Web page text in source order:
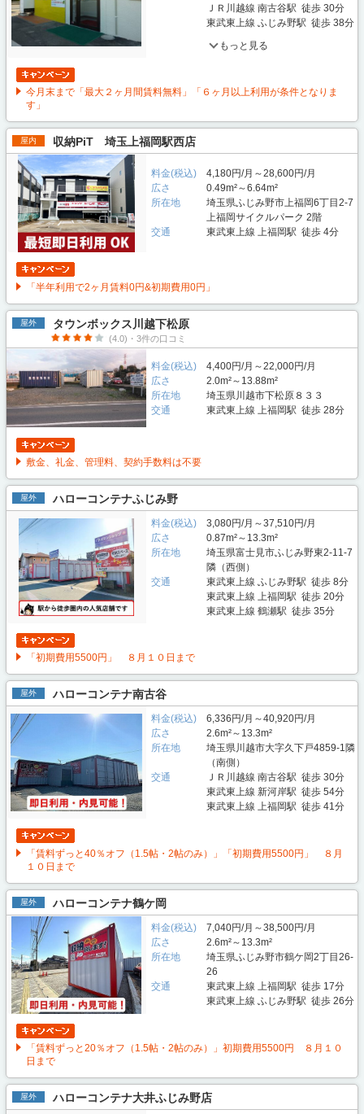
ＪＲ川越線 南古谷駅 徒歩 30分
東武東上線 ふじみ野駅 徒歩 38分
もっと見る
今月末まで「最大２ヶ月間賃料無料」「６ヶ月以上利用が条件となりま
す」
屋内 収納PiT 埼玉上福岡駅西店
料金(税込)
4,180円/月～28,600円/月
広さ
0.49m²～6.64m²
所在地
埼玉県ふじみ野市上福岡6丁目2-7
上福岡サイクルパーク 2階
交通
東武東上線 上福岡駅 徒歩 4分
「半年利用で2ヶ月賃料0円&初期費用0円」
屋外 タウンボックス川越下松原
(4.0)・3件の口コミ
料金(税込)
4,400円/月～22,000円/月
広さ
2.0m²～13.88m²
所在地
埼玉県川越市下松原８３３
交通
東武東上線 上福岡駅 徒歩 28分
敷金、礼金、管理料、契約手数料は不要
屋外 ハローコンテナふじみ野
料金(税込)
3,080円/月～37,510円/月
広さ
0.87m²～13.3m²
所在地
埼玉県富士見市ふじみ野東2-11-7
隣（西側）
交通
東武東上線 ふじみ野駅 徒歩 8分
東武東上線 上福岡駅 徒歩 20分
東武東上線 鶴瀬駅 徒歩 35分
「初期費用5500円」 ８月１０日まで
屋外 ハローコンテナ南古谷
料金(税込)
6,336円/月～40,920円/月
広さ
2.6m²～13.3m²
所在地
埼玉県川越市大字久下戸4859-1隣
（南側）
交通
ＪＲ川越線 南古谷駅 徒歩 30分
東武東上線 新河岸駅 徒歩 54分
東武東上線 上福岡駅 徒歩 41分
「賃料ずっと40％オフ（1.5帖・2帖のみ）」「初期費用5500円」 ８月
１０日まで
屋外 ハローコンテナ鶴ケ岡
料金(税込)
7,040円/月～38,500円/月
広さ
2.6m²～13.3m²
所在地
埼玉県ふじみ野市鶴ケ岡2丁目26-
26
交通
東武東上線 上福岡駅 徒歩 17分
東武東上線 ふじみ野駅 徒歩 26分
「賃料ずっと20％オフ（1.5帖・2帖のみ）」初期費用5500円 ８月１０
日まで
屋外 ハローコンテナ大井ふじみ野店